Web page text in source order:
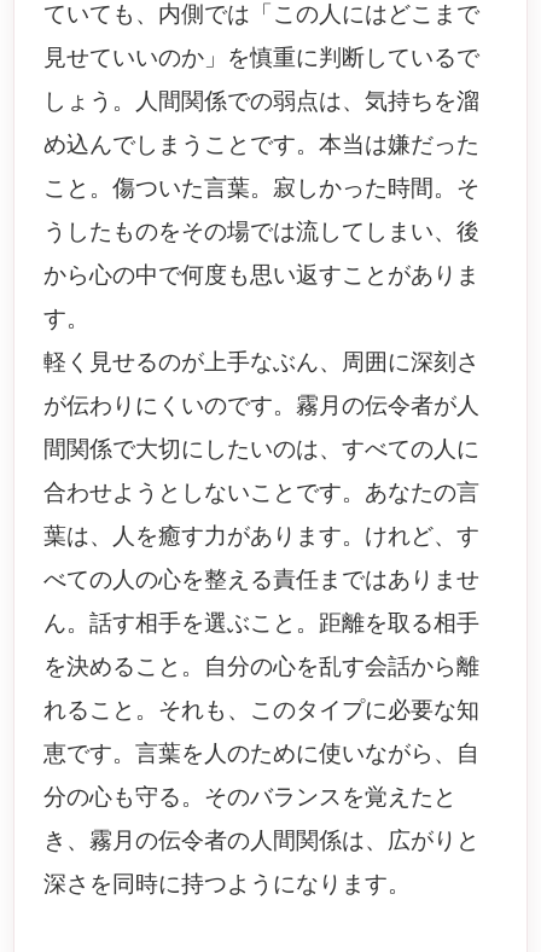
ていても、内側では「この人にはどこまで
見せていいのか」を慎重に判断しているで
しょう。人間関係での弱点は、気持ちを溜
め込んでしまうことです。本当は嫌だった
こと。傷ついた言葉。寂しかった時間。そ
うしたものをその場では流してしまい、後
から心の中で何度も思い返すことがありま
す。
軽く見せるのが上手なぶん、周囲に深刻さ
が伝わりにくいのです。霧月の伝令者が人
間関係で大切にしたいのは、すべての人に
合わせようとしないことです。あなたの言
葉は、人を癒す力があります。けれど、す
べての人の心を整える責任まではありませ
ん。話す相手を選ぶこと。距離を取る相手
を決めること。自分の心を乱す会話から離
れること。それも、このタイプに必要な知
恵です。言葉を人のために使いながら、自
分の心も守る。そのバランスを覚えたと
き、霧月の伝令者の人間関係は、広がりと
深さを同時に持つようになります。